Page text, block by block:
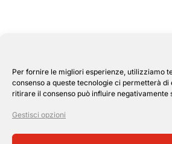
Per fornire le migliori esperienze, utilizziamo
consenso a queste tecnologie ci permetterà
ritirare il consenso può influire
Gestisci opzioni